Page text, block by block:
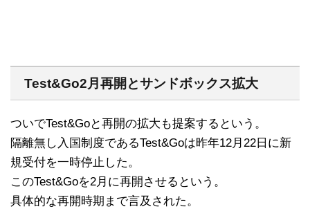
Test&Go2月再開とサンドボックス拡大
ついでTest&Goと再開の拡大も提案するという。
隔離無し入国制度であるTest&Goは昨年12月22日に新
規受付を一時停止した。
このTest&Goを2月に再開させるという。
具体的な再開時期まで言及された。